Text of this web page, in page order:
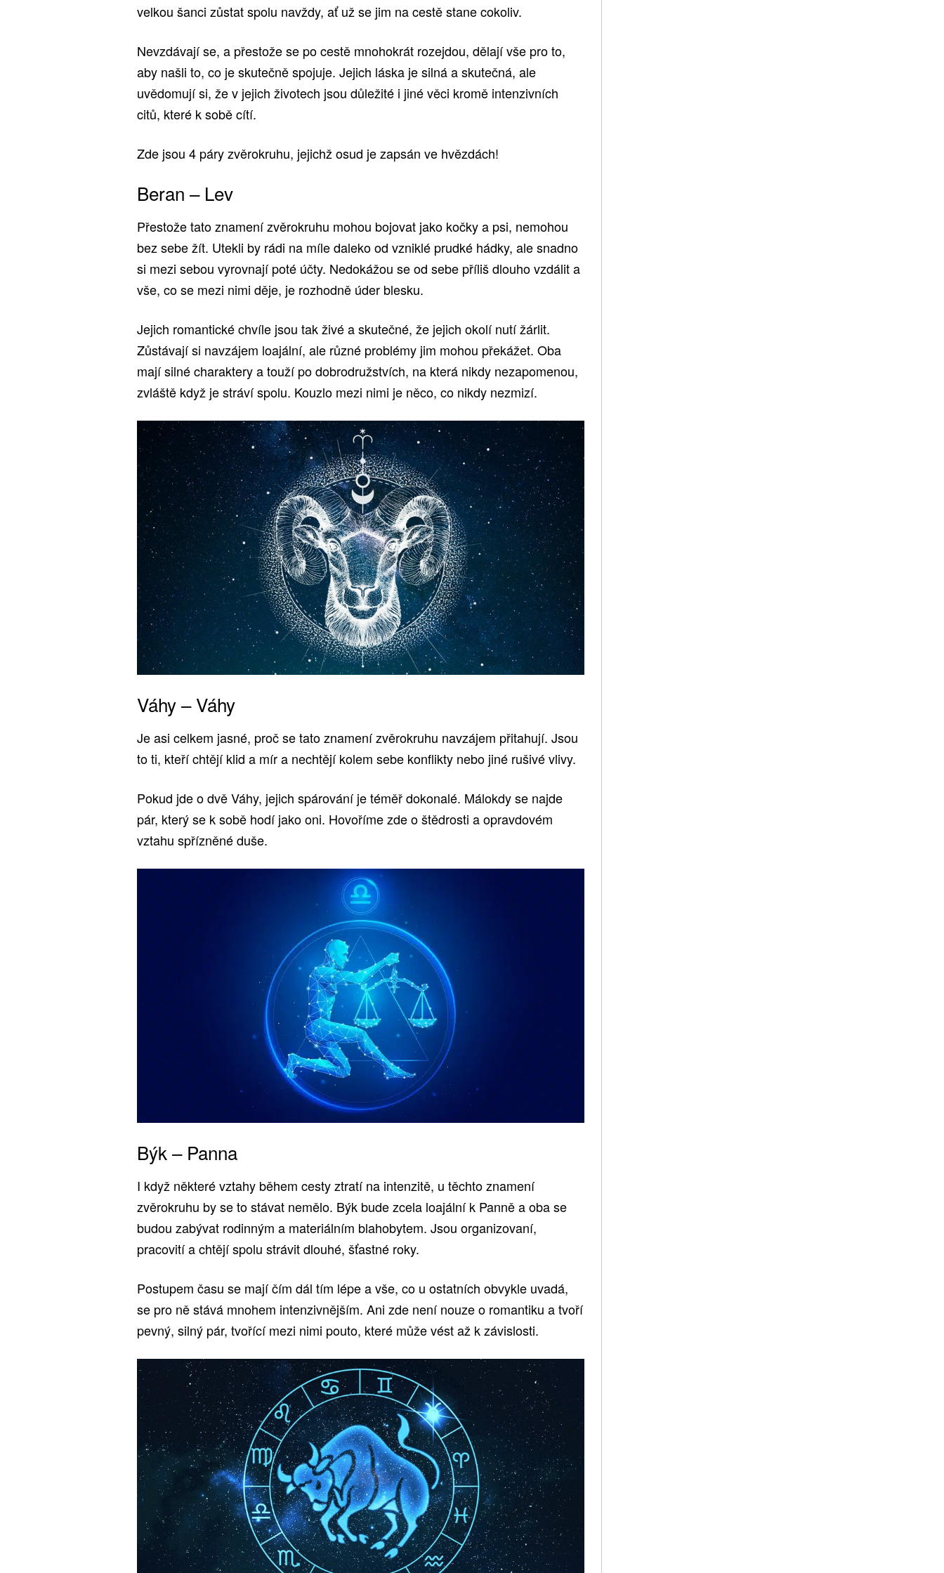
velkou šanci zůstat spolu navždy, ať už se jim na cestě stane cokoliv.
Nevzdávají se, a přestože se po cestě mnohokrát rozejdou, dělají vše pro to,
aby našli to, co je skutečně spojuje. Jejich láska je silná a skutečná, ale
uvědomují si, že v jejich životech jsou důležité i jiné věci kromě intenzivních
citů, které k sobě cítí.
Zde jsou 4 páry zvěrokruhu, jejichž osud je zapsán ve hvězdách!
Beran – Lev
Přestože tato znamení zvěrokruhu mohou bojovat jako kočky a psi, nemohou
bez sebe žít. Utekli by rádi na míle daleko od vzniklé prudké hádky, ale snadno
si mezi sebou vyrovnají poté účty. Nedokážou se od sebe příliš dlouho vzdálit a
vše, co se mezi nimi děje, je rozhodně úder blesku.
Jejich romantické chvíle jsou tak živé a skutečné, že jejich okolí nutí žárlit.
Zůstávají si navzájem loajální, ale různé problémy jim mohou překážet. Oba
mají silné charaktery a touží po dobrodružstvích, na která nikdy nezapomenou,
zvláště když je stráví spolu. Kouzlo mezi nimi je něco, co nikdy nezmizí.
Váhy – Váhy
Je asi celkem jasné, proč se tato znamení zvěrokruhu navzájem přitahují. Jsou
to ti, kteří chtějí klid a mír a nechtějí kolem sebe konflikty nebo jiné rušivé vlivy.
Pokud jde o dvě Váhy, jejich spárování je téměř dokonalé. Málokdy se najde
pár, který se k sobě hodí jako oni. Hovoříme zde o štědrosti a opravdovém
vztahu spřízněné duše.
Býk – Panna
I když některé vztahy během cesty ztratí na intenzitě, u těchto znamení
zvěrokruhu by se to stávat nemělo. Býk bude zcela loajální k Panně a oba se
budou zabývat rodinným a materiálním blahobytem. Jsou organizovaní,
pracovití a chtějí spolu strávit dlouhé, šťastné roky.
Postupem času se mají čím dál tím lépe a vše, co u ostatních obvykle uvadá,
se pro ně stává mnohem intenzivnějším. Ani zde není nouze o romantiku a tvoří
pevný, silný pár, tvořící mezi nimi pouto, které může vést až k závislosti.